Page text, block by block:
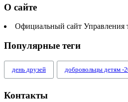
О сайте
Официальный сайт Управления
Популярные теги
день друзей добровольцы детям -
Контакты